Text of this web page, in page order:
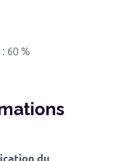
60 %
du